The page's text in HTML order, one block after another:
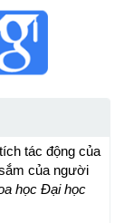
tác động của
của người
học Đại học